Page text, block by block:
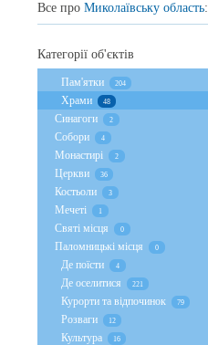
Все про Миколаївську область:
Категорії об'єктів
Пам'ятки 204
Храми 48
Cинагоги 2
Собори 4
Монастирі 2
Церкви 36
Костьоли 3
Мечеті 1
Святі місця 0
Паломницькі місця 0
Де поїсти 4
Де оселитися 221
Курорти та відпочинок 79
Розваги 12
Культура 16